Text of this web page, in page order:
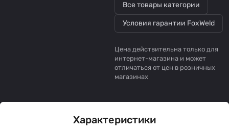
Все товары категории
Условия гарантии FoxWeld
Цена действительна только для
интернет-магазина и может
отличаться от цен в розничных
магазинах
Характеристики